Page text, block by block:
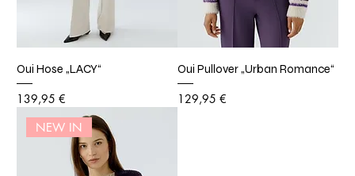
Oui Hose „LACY“
Preis
139,95 €
Oui Pullover „Urban Romance“
Preis
129,95 €
NEW IN